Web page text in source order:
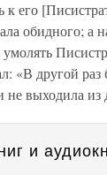
к его
обидного; а
«В другой раз
не выходила
и